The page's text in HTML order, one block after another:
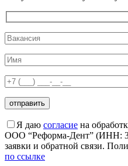
Я даю согласие на
ООО “Реформа-Дент” (ИНН:
заявки и обратной связи.
по ссылке